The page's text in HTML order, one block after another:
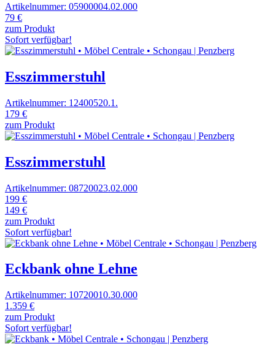
Artikelnummer: 05900004.02.000
79 €
zum Produkt
Sofort verfügbar!
Esszimmerstuhl
Artikelnummer: 12400520.1.
179 €
zum Produkt
Esszimmerstuhl
Artikelnummer: 08720023.02.000
199 €
149 €
zum Produkt
Sofort verfügbar!
Eckbank ohne Lehne
Artikelnummer: 10720010.30.000
1.359 €
zum Produkt
Sofort verfügbar!